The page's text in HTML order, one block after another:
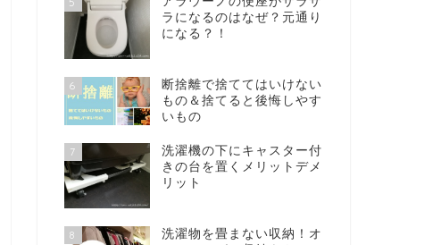
ラになるのはなぜ？元通り
になる？！
6
断捨離で捨ててはいけない
もの＆捨てると後悔しやす
いもの
7
洗濯機の下にキャスター付
きの台を置くメリットデメ
リット
8
洗濯物を畳まない収納！オ